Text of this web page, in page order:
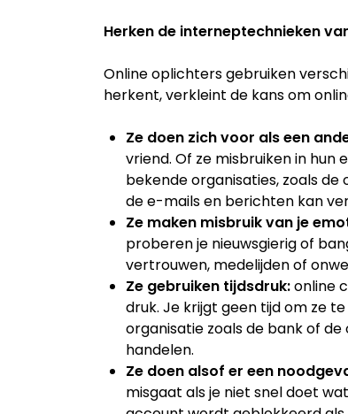
Herken de interneptechnieken
Online oplichters gebruiken
herkent, verkleint de kans om
Ze doen zich voor als een
vriend. Of ze misbruiken in
bekende organisaties, zoals
de e-mails en berichten kan
Ze maken misbruik van je
proberen je nieuwsgierig of
vertrouwen, medelijden of
Ze gebruiken tijdsdruk:online
druk. Je krijgt geen tijd om ze
organisatie zoals de bank of
handelen.
Ze doen alsof er een
misgaat als je niet snel doet